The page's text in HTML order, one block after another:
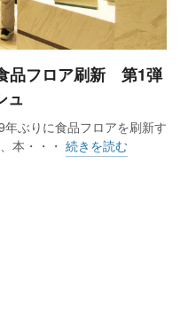
品フロア刷新 第1弾
ュ
ぶりに食品フロアを刷新す
本・・・ 続きを読む